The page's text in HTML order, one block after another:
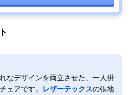
なデザインを両立させた、一人掛
ェアです。
レザーテックスの張地